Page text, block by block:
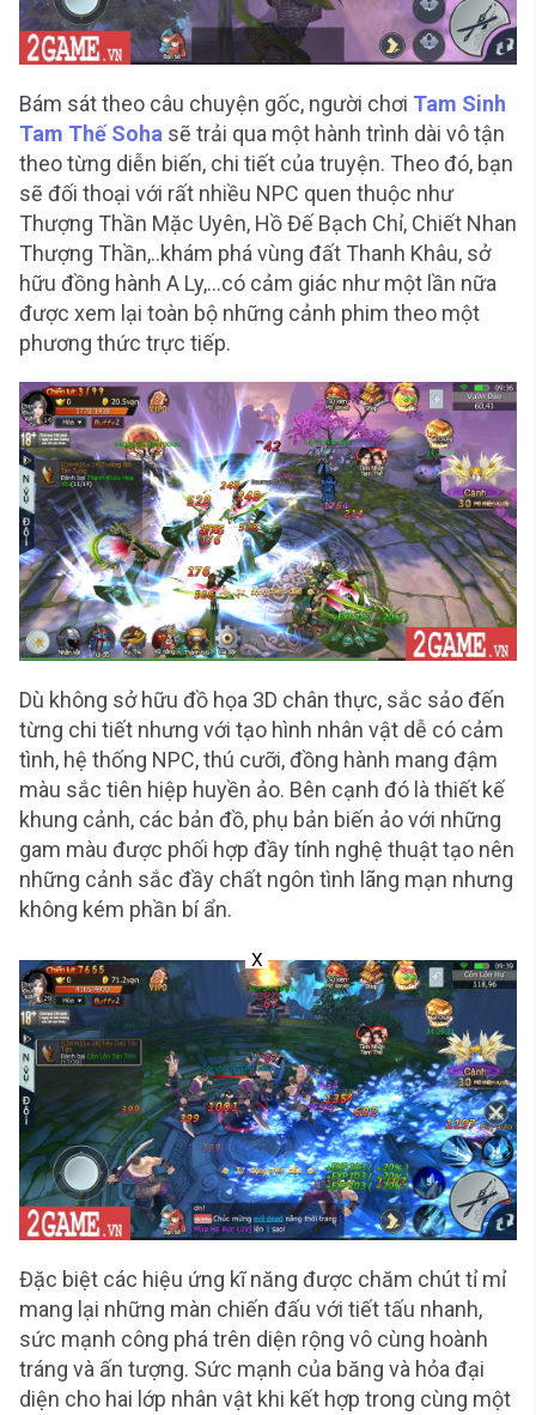
Bám sát theo câu chuyện gốc, người chơi Tam Sinh
Tam Thế Soha sẽ trải qua một hành trình dài vô tận
theo từng diễn biến, chi tiết của truyện. Theo đó, bạn
sẽ đối thoại với rất nhiều NPC quen thuộc như
Thượng Thần Mặc Uyên, Hồ Đế Bạch Chỉ, Chiết Nhan
Thượng Thần,..khám phá vùng đất Thanh Khâu, sở
hữu đồng hành A Ly,…có cảm giác như một lần nữa
được xem lại toàn bộ những cảnh phim theo một
phương thức trực tiếp.
Dù không sở hữu đồ họa 3D chân thực, sắc sảo đến
từng chi tiết nhưng với tạo hình nhân vật dễ có cảm
tình, hệ thống NPC, thú cưỡi, đồng hành mang đậm
màu sắc tiên hiệp huyền ảo. Bên cạnh đó là thiết kế
khung cảnh, các bản đồ, phụ bản biến ảo với những
gam màu được phối hợp đầy tính nghệ thuật tạo nên
những cảnh sắc đầy chất ngôn tình lãng mạn nhưng
không kém phần bí ẩn.
X
Đặc biệt các hiệu ứng kĩ năng được chăm chút tỉ mỉ
mang lại những màn chiến đấu với tiết tấu nhanh,
sức mạnh công phá trên diện rộng vô cùng hoành
tráng và ấn tượng. Sức mạnh của băng và hỏa đại
diện cho hai lớp nhân vật khi kết hợp trong cùng một